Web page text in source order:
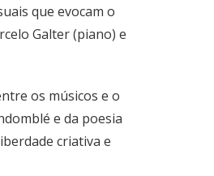
que evocam o
Galter (piano) e
os músicos e o
e da poesia
criativa e